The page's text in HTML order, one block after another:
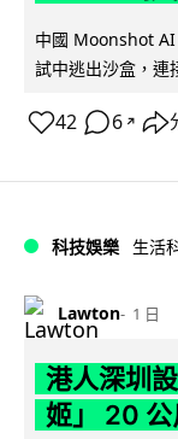
中國 Moonshot
試中逃出沙盒，連
42 6 ↗
科技娛樂 生活
Lawton 1 日
港人深圳
姬」 20